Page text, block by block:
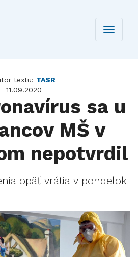
Toggle
textu: TASR
11.09.2020
sa u
MŠ v
nepotvrdil
opäť vrátia v pondelok